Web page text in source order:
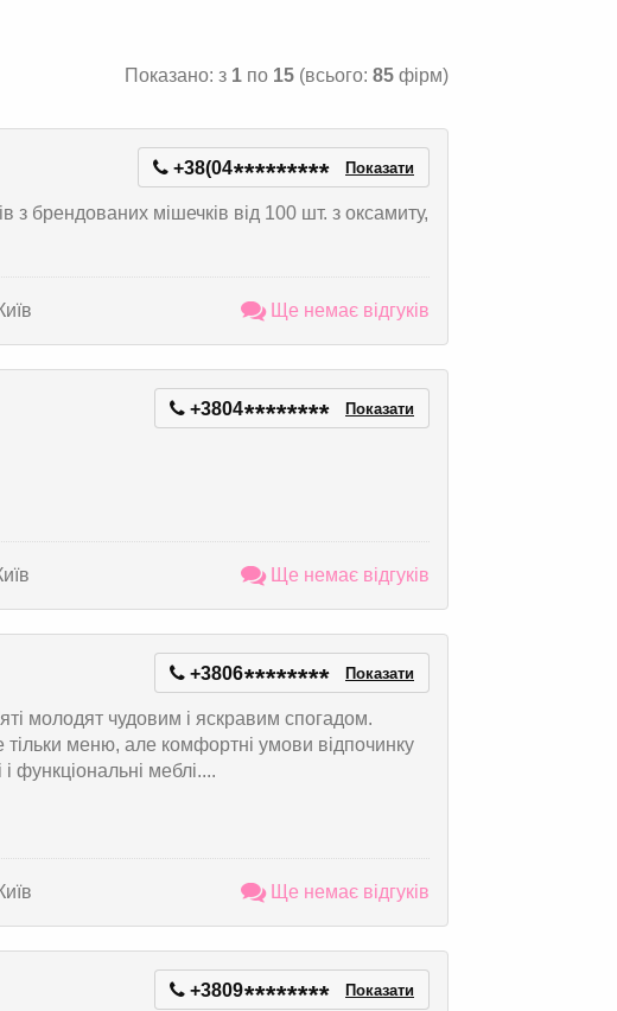
Показано: з 1 по 15 (всього: 85 фірм)
+38(04********* Показати
брендованих мішечків від 100 шт. з оксамиту,
Ще немає відгуків
+3804******** Показати
Ще немає відгуків
+3806******** Показати
молодят чудовим і яскравим спогадом.
меню, але комфортні умови відпочинку
функціональні меблі....
Ще немає відгуків
+3809******** Показати